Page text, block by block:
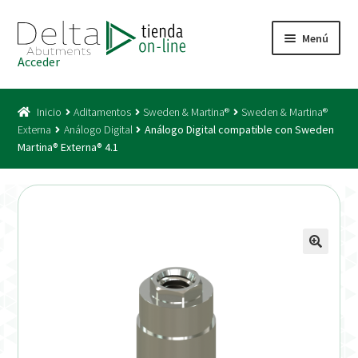
a
la
navegación
al
contenido
Menú
Acceso
Catálogo
Condiciones generales
Acceder
Inicio Aditamentos Sweden & Martina®
Sweden & Martina®
Externa
Análogo Digital
Análogo Digital compatible con Sweden
Martina® Externa® 4.1